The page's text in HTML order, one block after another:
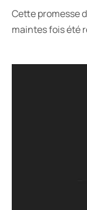
Cette promesse
maintes fois été